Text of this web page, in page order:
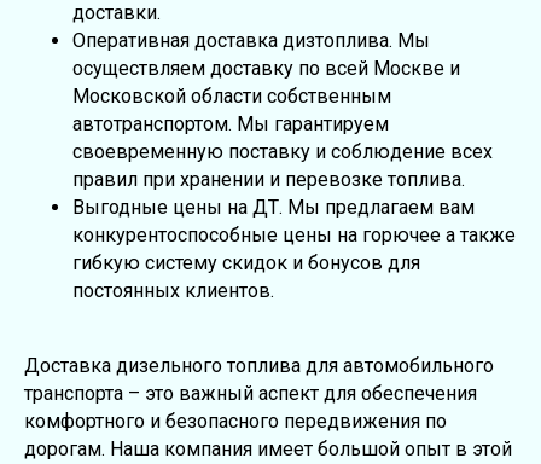
доставки.
Оперативная доставка дизтоплива. Мы
осуществляем доставку по всей Москве и
Московской области собственным
автотранспортом. Мы гарантируем
своевременную поставку и соблюдение всех
правил при хранении и перевозке топлива.
Выгодные цены на ДТ. Мы предлагаем вам
конкурентоспособные цены на горючее а также
гибкую систему скидок и бонусов для
постоянных клиентов.
Доставка дизельного топлива для автомобильного
транспорта – это важный аспект для обеспечения
комфортного и безопасного передвижения по
дорогам. Наша компания имеет большой опыт в этой